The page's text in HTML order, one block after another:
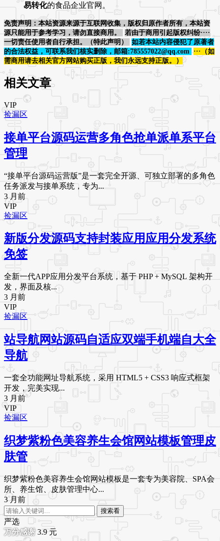
易转化的食品企业官网。
免责声明：本站资源来源于互联网收集，版权归原作者所有，本站资
源只能用于参考学习，请勿直接商用。
若由于商用引起版权纠纷····
一切责任使用者自行承担。（特此声明）
如若本站内容侵犯了原著者
的合法权益，可联系我们核实删除，邮箱:785557022@qq.com
···（如
需商用请去相关官方网站购买正版，我们永远支持正版。）
相关文章
VIP
捡漏区
接单平台源码运营多角色抢单派单系平台
管理
“接单平台源码运营版”是一套完全开源、可独立部署的多角色
任务派发与接单系统，专为...
3 月前
VIP
捡漏区
新版分发源码支持封装应用应用分发系统
免签
全新一代APP应用分发平台系统，基于 PHP + MySQL 架构开
发，界面及核...
3 月前
VIP
捡漏区
站导航网站源码自适应双端手机端自大全
导航
一套全功能网址导航系统，采用 HTML5 + CSS3 响应式框架
开发，完美实现...
3 月前
VIP
捡漏区
织梦紫粉色美容养生会馆网站模板管理皮
肤管
织梦紫粉色美容养生会馆网站模板是一套专为美容院、SPA会
所、养生馆、皮肤管理中心...
3 月前
搜索看
严选
3.9元